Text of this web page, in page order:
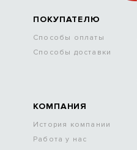
ПОКУПАТЕЛЮ
Способы оплаты
Способы доставки
КОМПАНИЯ
История компании
Работа у нас